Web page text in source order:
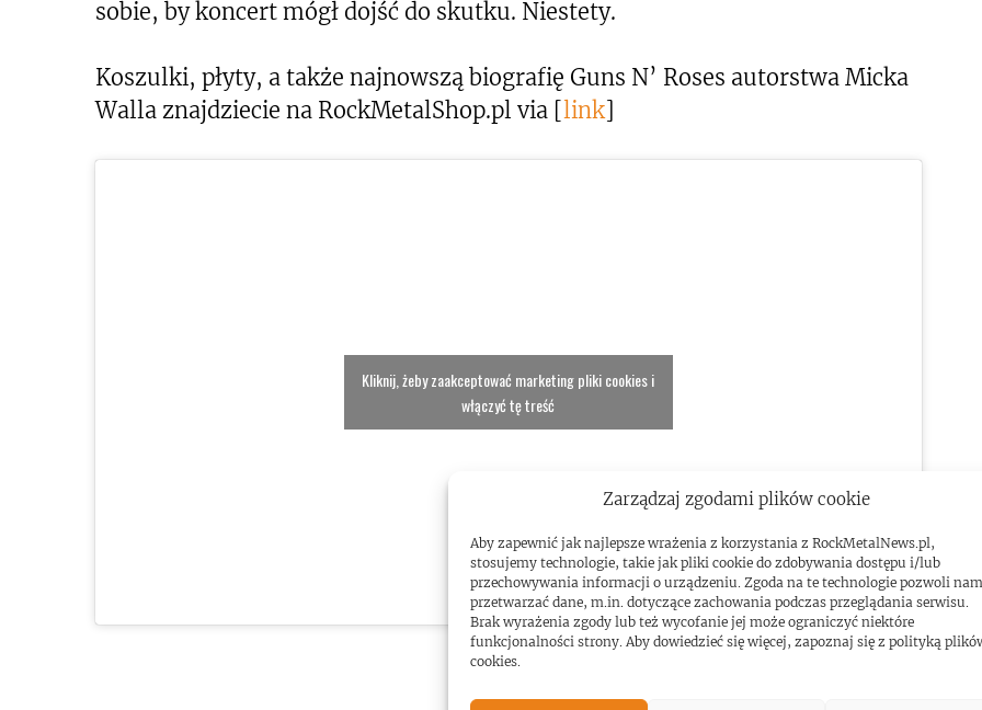
Zarządzaj zgodami plików cookie
Aby zapewnić jak najlepsze wrażenia z korzystania z RockMetalNews.pl,
stosujemy technologie, takie jak pliki cookie do zdobywania dostępu i/lub
przechowywania informacji o urządzeniu. Zgoda na te technologie pozwoli nam
przetwarzać dane, m.in. dotyczące zachowania podczas przeglądania serwisu.
Brak wyrażenia zgody lub też wycofanie jej może ograniczyć niektóre
funkcjonalności strony. Aby dowiedzieć się więcej, zapoznaj się z polityką
cookies.
sobie, by koncert mógł dojść do skutku. Niestety.
Koszulki, płyty, a także najnowszą biografię Guns N’ Roses autorstwa Micka
Walla znajdziecie na RockMetalShop.pl via [link]
Kliknij, żeby zaakceptować marketing pliki cookies i
włączyć tę treść